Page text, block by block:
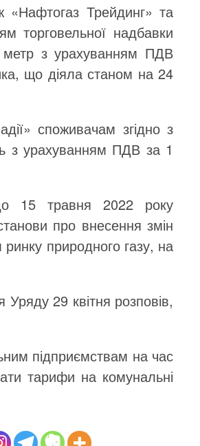
Трейдинг» та
торговельної надбавки
метр з урахуванням ПДВ
що діяла станом на 24
споживачам згідно з
з урахуванням ПДВ за 1
15 травня 2022 року
про внесення змін
природного газу, на
29 квітня розповів,
підприємствам на час
тарифи на комунальні